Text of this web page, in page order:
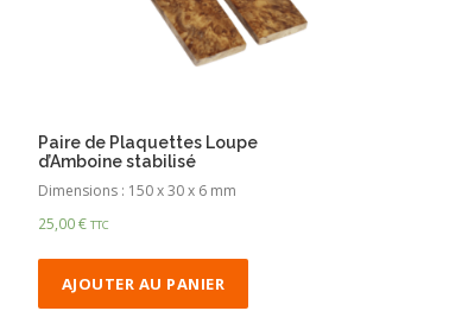
Paire de Plaquettes Loupe
d’Amboine stabilisé
Dimensions : 150 x 30 x 6 mm
25,00€ TTC
AJOUTER AU PANIER